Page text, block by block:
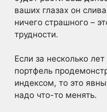
ваших глазах он
ничего страшного –
трудности.
Если за несколько
портфель
индексом, то это
надо что-то менять.